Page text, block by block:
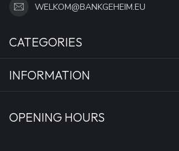
WELKOM@BANKGEHEIM.EU
CATEGORIES
INFORMATION
OPENING HOURS